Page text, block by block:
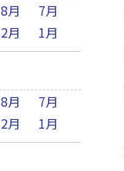
8月
7月
2月 1月
8月
7月
2月 1月